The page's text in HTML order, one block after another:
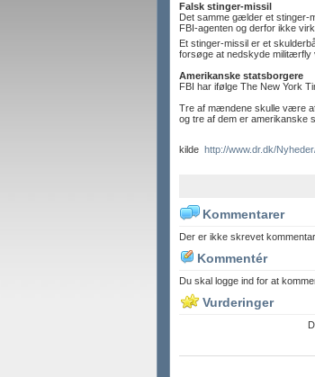
Falsk stinger-missil
Det samme gælder et stinger-
FBI-agenten og derfor ikke
Et stinger-missil er et
forsøge at nedskyde militærfly
Amerikanske statsborgere
FBI har ifølge The New York
Tre af mændene skulle være af
og tre af dem er amerikanske
kilde http://www.dr.dk/
Kommentarer
Der er ikke skrevet
Kommentér
Du skal logge ind for at
Vurderinger